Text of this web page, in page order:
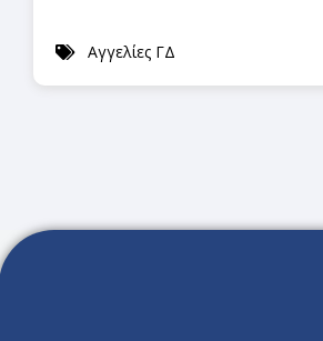
Αγγελίες ΓΔ